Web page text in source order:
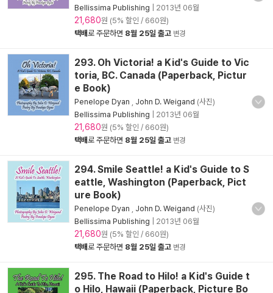
Bellissima Publishing
2013년 06월
21,680원 (5% 할인 / 660원)
택배로 주문하면 8월 25일 출고 변경
293. Oh Victoria! a Kid's Guide to Vic
toria, BC. Canada (Paperback, Pictur
e Book)
Penelope Dyan John D. Weigand (사진)
Bellissima Publishing
2013년 06월
21,680원 (5% 할인 / 660원)
택배로 주문하면 8월 25일 출고 변경
294. Smile Seattle! a Kid's Guide to S
eattle, Washington (Paperback, Pict
ure Book)
Penelope Dyan John D. Weigand (사진)
Bellissima Publishing
2013년 06월
21,680원 (5% 할인 / 660원)
택배로 주문하면 8월 25일 출고 변경
295. The Road to Hilo! a Kid's Guide t
o Hilo, Hawaii (Paperback, Picture Bo